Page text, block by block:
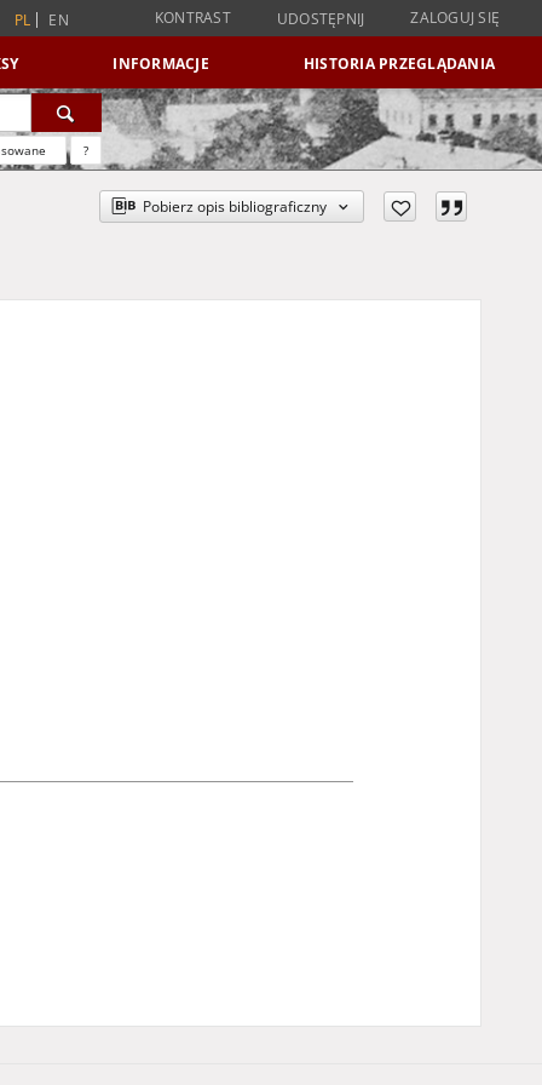
PL EN KONTRAST UDOSTĘPNIJ ZALOGUJ SIĘ
INFORMACJE HISTORIA PRZEGLĄDANIA
?
Pobierz opis bibliograficzny